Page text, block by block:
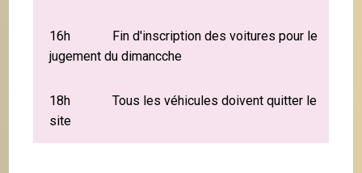
16h Fin d'inscription des voitures pour le
jugement du dimancche
18h Tous les véhicules doivent quitter le
site